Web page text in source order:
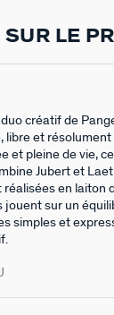
SUR LE
créatif de
libre et
et pleine de vie,
Jubert et
réalisées en laiton
jouent sur un
simples et